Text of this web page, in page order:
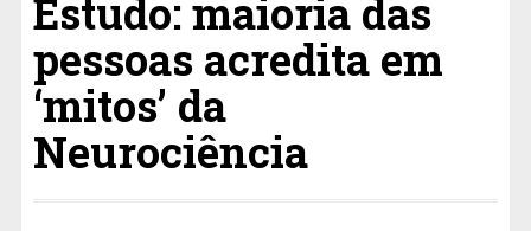
Estudo: maioria das
pessoas acredita em
‘mitos’ da
Neurociência